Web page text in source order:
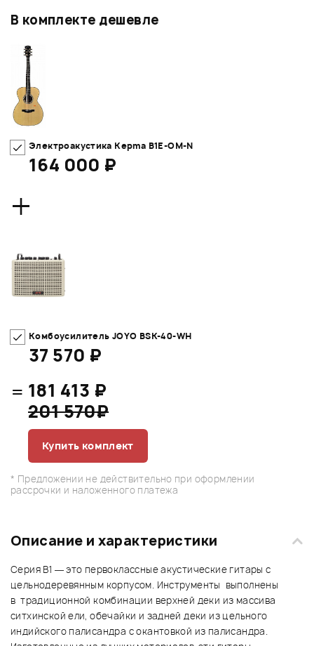
В комплекте дешевле
Электроакустика Kepma B1E-OM-N
164 000 ₽
+
Комбоусилитель JOYO BSK-40-WH
37 570 ₽
= 181 413 ₽
201 570₽
Купить комплект
* Предложении не действительно при оформлении
рассрочки и наложенного платежа
Описание и характеристики
Серия B1 — это первоклассные акустические гитары с
цельнодеревянным корпусом. Инструменты выполнены
в традиционной комбинации верхней деки из массива
ситхинской ели, обечайки и задней деки из цельного
индийского палисандра с окантовкой из палисандра.